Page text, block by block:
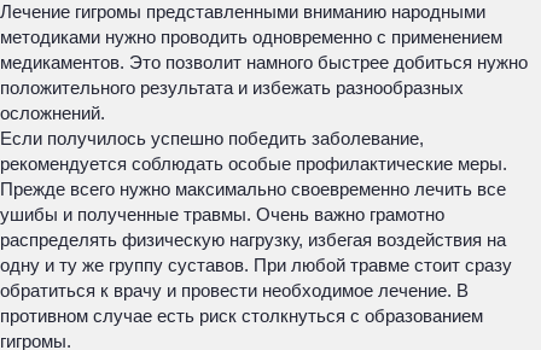
Лечение гигромы представленными вниманию народными
методиками нужно проводить одновременно с применением
медикаментов. Это позволит намного быстрее добиться нужно
положительного результата и избежать разнообразных
осложнений.
Если получилось успешно победить заболевание,
рекомендуется соблюдать особые профилактические меры.
Прежде всего нужно максимально своевременно лечить все
ушибы и полученные травмы. Очень важно грамотно
распределять физическую нагрузку, избегая воздействия на
одну и ту же группу суставов. При любой травме стоит сразу
обратиться к врачу и провести необходимое лечение. В
противном случае есть риск столкнуться с образованием
гигромы.